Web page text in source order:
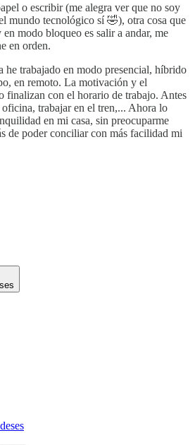
o escribir (me alegra ver que no soy
mundo tecnológico sí 🤣), otra cosa que
modo bloqueo es salir a andar, me
en orden.
trabajado en modo presencial, híbrido
en remoto. La motivación y el
finalizan con el horario de trabajo. Antes
trabajar en el tren,... Ahora lo
en mi casa, sin preocuparme
de poder conciliar con más facilidad mi